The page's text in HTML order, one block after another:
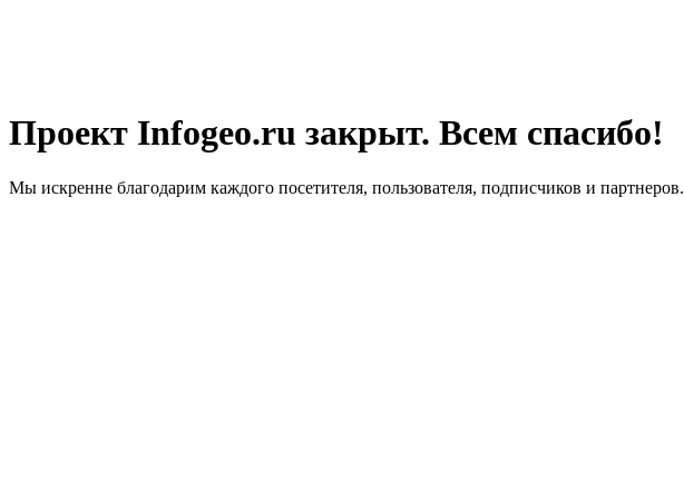
Проект Infogeo.ru закрыт. Всем спасибо!
Мы искренне благодарим каждого посетителя, пользователя, подписчиков и партнеров.